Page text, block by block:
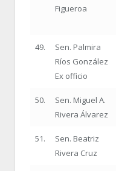
Figueroa
49.
Sen. Palmira
Ríos González
Ex officio
50.
Sen. Miguel A.
Rivera Álvarez
51.
Sen. Beatriz
Rivera Cruz